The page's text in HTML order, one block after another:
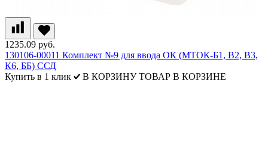
1235.09 руб.
130106-00011 Комплект №9 для ввода ОК (МТОК-Б1, В2, В3,
К6, ББ) ССД
Купить в 1 клик
В КОРЗИНУ ТОВАР В КОРЗИНЕ